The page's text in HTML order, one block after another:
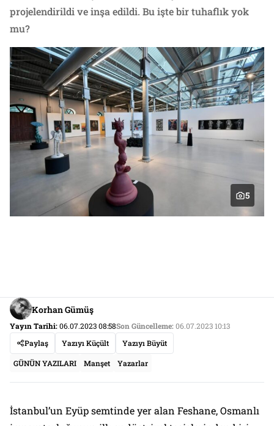
projelendirildi ve inşa edildi. Bu işte bir tuhaflık yok
mu?
5
Korhan Gümüş
Yayın Tarihi:06.07.2023 08:58Son Güncelleme:06.07.2023 10:13
Paylaş
Yazıyı Küçült Yazıyı Büyüt
GÜNÜN YAZILARI Manşet Yazarlar
İstanbul’un Eyüp semtinde yer alan Feshane, Osmanlı